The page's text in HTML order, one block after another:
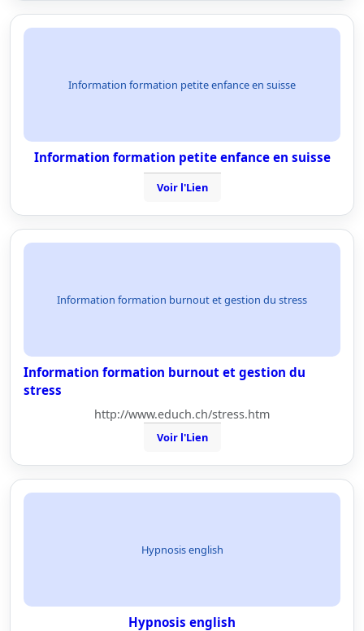
Information formation petite enfance en suisse
Information formation petite enfance en suisse
Voir l'Lien
Information formation burnout et gestion du stress
Information formation burnout et gestion du
stress
http://www.educh.ch/stress.htm
Voir l'Lien
Hypnosis english
Hypnosis english